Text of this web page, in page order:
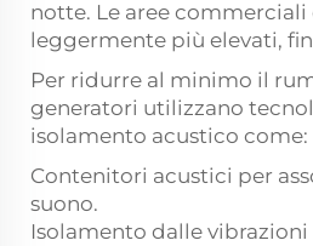
notte. Le aree
leggermente più elevati,
Per ridurre al minimo il
generatori utilizzano
isolamento acustico come:
Contenitori acustici per
suono.
Isolamento dalle